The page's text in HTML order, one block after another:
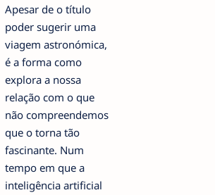
Apesar de o título
poder sugerir uma
viagem astronómica,
é a forma como
explora a nossa
relação com o que
não compreendemos
que o torna tão
fascinante. Num
tempo em que a
inteligência artificial